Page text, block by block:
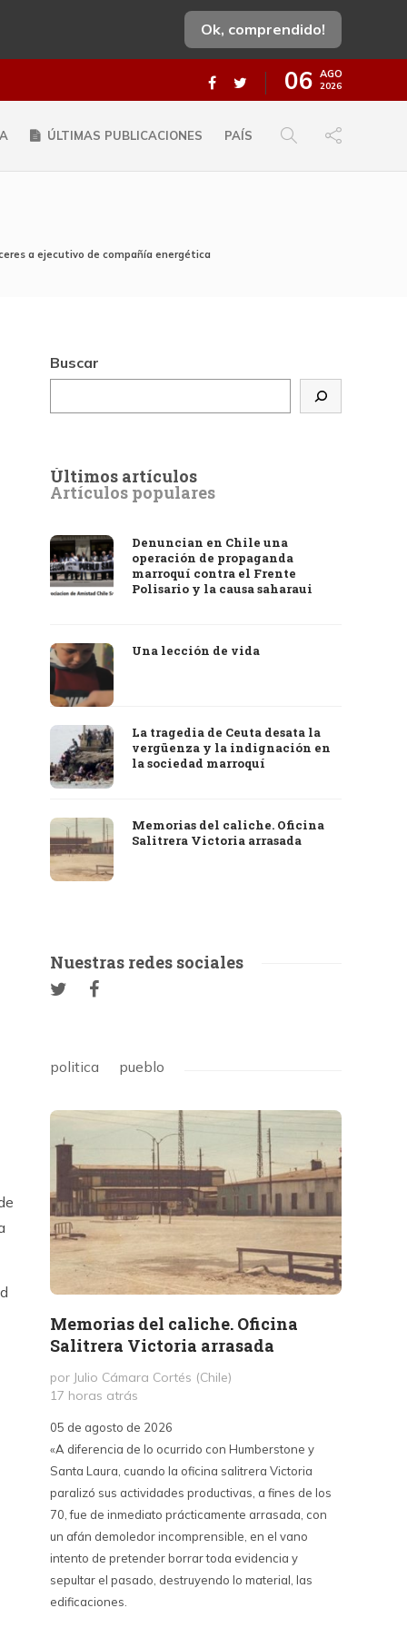
Ok, comprendido!
06 AGO
2026
ÚLTIMAS PUBLICACIONES PAÍS
a ejecutivo de compañía energética
Buscar
Últimos artículos
Artículos populares
Denuncian en Chile una
operación de propaganda
marroquí contra el Frente
Polisario y la causa saharaui
Una lección de vida
La tragedia de Ceuta desata la
vergüenza y la indignación en
la sociedad marroquí
Memorias del caliche. Oficina
Salitrera Victoria arrasada
Nuestras redes sociales
politica pueblo
Memorias del caliche. Oficina
Salitrera Victoria arrasada
por Julio Cámara Cortés (Chile)
17 horas atrás
05 de agosto de 2026
«A diferencia de lo ocurrido con Humberstone y
Santa Laura, cuando la oficina salitrera Victoria
paralizó sus actividades productivas, a fines de los
70, fue de inmediato prácticamente arrasada, con
un afán demoledor incomprensible, en el vano
intento de pretender borrar toda evidencia y
sepultar el pasado, destruyendo lo material, las
edificaciones.